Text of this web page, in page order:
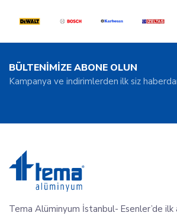
BÜLTENİMİZE ABONE OLUN
Kampanya ve indirimlerden ilk siz
Tema Alüminyum İstanbul- Esenler’de ilk